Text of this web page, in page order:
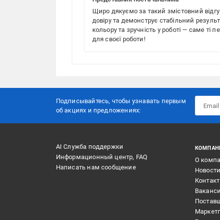
Щиро дякуємо за такий змістовний
довіру та демонструє стабільний
кольору та зручність у роботі — саме
для своєї роботи!
Подписывайтесь, чтобы узнавать первым
об акцияx и предложениях:
AI Служба поддержки
Информационный центр, FAQ
Написать нам сообщение
О